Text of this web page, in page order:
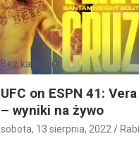
Bez kategorii
UFC on ESPN 41:
– wyniki na żywo
sobota, 13 sierpnia, 2022